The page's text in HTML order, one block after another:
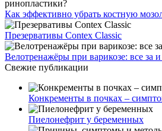
Как эффективно убрать костную
Презервативы Contex Classic
Велотренажёры при варикозе: все за
Свежие публикации
Конкременты в почках –
Пиелонефрит у беременных